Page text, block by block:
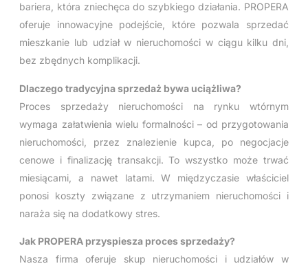
bariera, która zniechęca do szybkiego działania. PROPERA
oferuje innowacyjne podejście, które pozwala sprzedać
mieszkanie lub udział w nieruchomości w ciągu kilku dni,
bez zbędnych komplikacji.
Dlaczego tradycyjna sprzedaż bywa uciążliwa?
Proces sprzedaży nieruchomości na rynku wtórnym
wymaga załatwienia wielu formalności – od przygotowania
nieruchomości, przez znalezienie kupca, po negocjacje
cenowe i finalizację transakcji. To wszystko może trwać
miesiącami, a nawet latami. W międzyczasie właściciel
ponosi koszty związane z utrzymaniem nieruchomości i
naraża się na dodatkowy stres.
Jak PROPERA przyspiesza proces sprzedaży?
Nasza firma oferuje skup nieruchomości i udziałów w